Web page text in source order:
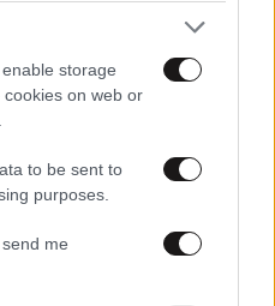
storage
on web or
to be sent to
purposes.
me
κανόνες σχολιασμού
ΠΡΟΣΘΗΚΗ